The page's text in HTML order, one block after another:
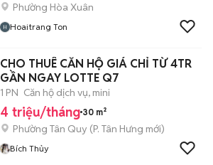
Phường Hòa Xuân
Hoaitrang Ton
CHO THUÊ CĂN HỘ GIÁ CHỈ TỪ 4TR
GẦN NGAY LOTTE Q7
1 PN Căn hộ dịch vụ, mini
4 triệu/tháng 30 m²
Phường Tân Quy (P. Tân Hưng mới)
Bích Thủy